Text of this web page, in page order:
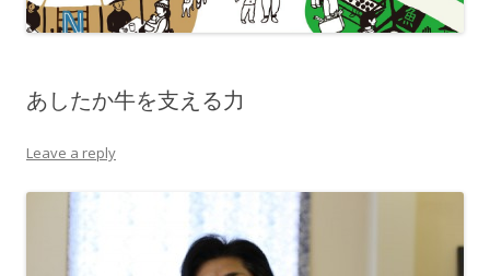
あしたか牛を支える力
Leave a reply